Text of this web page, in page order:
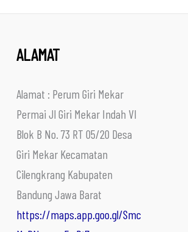
ALAMAT
Alamat : Perum Giri Mekar
Permai Jl Giri Mekar Indah VI
Blok B No. 73 RT 05/20 Desa
Giri Mekar Kecamatan
Cilengkrang Kabupaten
Bandung Jawa Barat
https://maps.app.goo.gl/Smc